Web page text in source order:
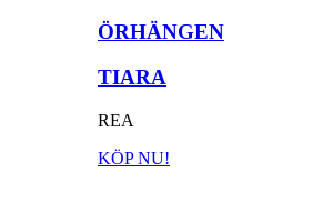
ÖRHÄNGEN
TIARA
REA
KÖP NU!